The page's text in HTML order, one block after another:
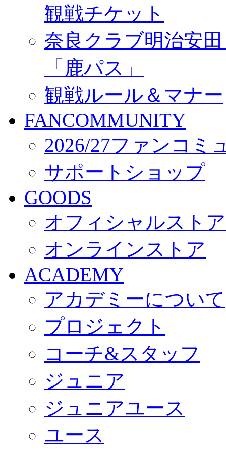
観戦チケット
奈良クラブ明治安
「鹿パス」
観戦ルール＆マナー
FANCOMMUNITY
2026/27ファンコミ
サポートショップ
GOODS
オフィシャルスト
オンラインストア
ACADEMY
アカデミーについて
プロジェクト
コーチ&スタッフ
ジュニア
ジュニアユース
ユース